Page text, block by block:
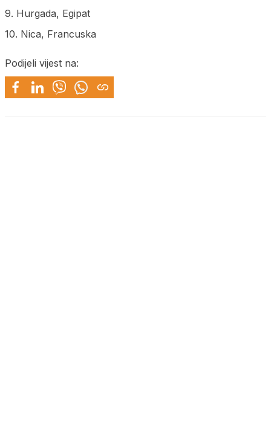
9. Hurgada, Egipat
10. Nica, Francuska
Podijeli vijest na: